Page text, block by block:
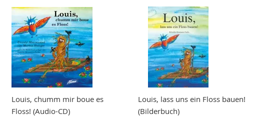
Louis, chumm mir boue es
Floss! (Audio-CD)
Louis, lass uns ein Floss bauen!
(Bilderbuch)